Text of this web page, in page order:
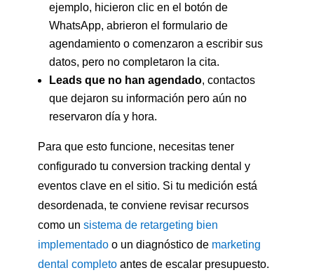
ejemplo, hicieron clic en el botón de
WhatsApp, abrieron el formulario de
agendamiento o comenzaron a escribir sus
datos, pero no completaron la cita.
Leads que no han agendado, contactos
que dejaron su información pero aún no
reservaron día y hora.
Para que esto funcione, necesitas tener
configurado tu conversion tracking dental y
eventos clave en el sitio. Si tu medición está
desordenada, te conviene revisar recursos
como un sistema de retargeting bien
implementadoo un diagnóstico de marketing
dental completoantes de escalar presupuesto.